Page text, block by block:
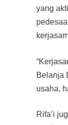
yang
Belanja
usaha,
Rifa’i